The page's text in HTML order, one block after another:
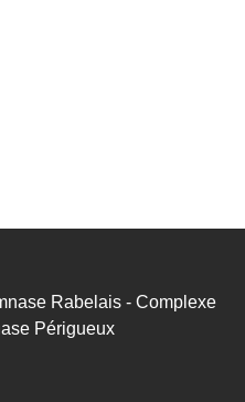
Rabelais - Complexe
Périgueux